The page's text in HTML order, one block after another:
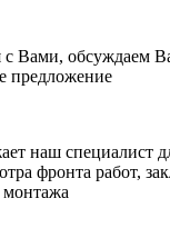
с Вами, обсуждаем
предложение
наш специалист
фронта работ,